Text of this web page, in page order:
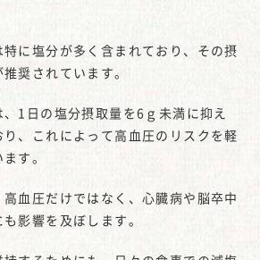
に塩分が多く含まれており、その摂
奨されています。
1日の塩分摂取量を6ｇ未満に抑え
、これによって高血圧のリスクを軽
す。
血圧だけではなく、心臓病や脳卒中
影響を及ぼします。